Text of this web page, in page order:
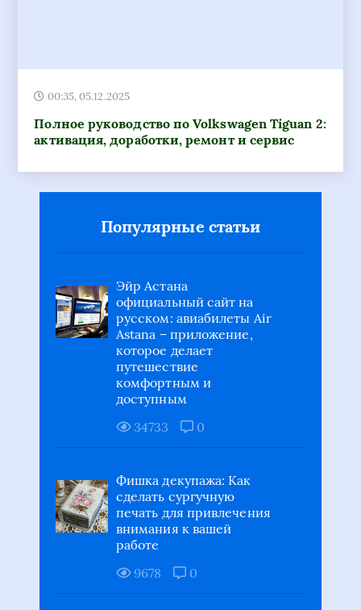
00:35, 05.12.2025
Полное руководство по Volkswagen Tiguan 2:
активация, доработки, ремонт и сервис
официальный сайт на
русском: авиабилеты Air
Astana – приложение,
которое делает
путешествие
комфортным и
доступным
34733
сделать сургучную
печать для привлечения
внимания к вашей
работе
9678